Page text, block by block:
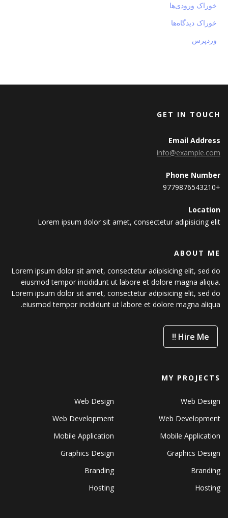
خوراک ورودی‌ها
خوراک دیدگاه‌ها
وردپرس
GET IN TOUCH
Email Address
info@example.com
Phone Number
+9779876543210
Location
Lorem ipsum dolor sit amet, consectetur adipisicing elit
ABOUT ME
Lorem ipsum dolor sit amet, consectetur adipisicing elit, sed do
eiusmod tempor incididunt ut labore et dolore magna aliqua.
Lorem ipsum dolor sit amet, consectetur adipisicing elit, sed do
eiusmod tempor incididunt ut labore et dolore magna aliqua.
Hire Me !!
MY PROJECTS
Web Design
Web Design
Web Development
Web Development
Mobile Application
Mobile Application
Graphics Design
Graphics Design
Branding
Branding
Hosting
Hosting